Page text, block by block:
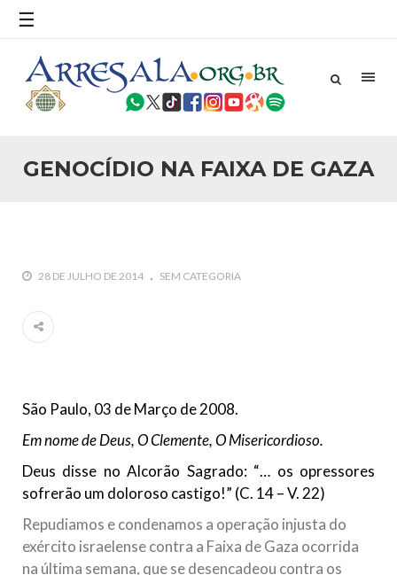
☰
GENOCÍDIO NA FAIXA DE GAZA
Conflito
Por: Ahmed Ismail Introdução O presente artigo resume as
principais considerações do autor sobre os atentados de 11
25 DE SETEMBRO DE 2010
Ano Novo Islâmico e Início de Muharam
Em nome de Deus, O Clemente, O Misericordioso! O Centro
10 DE NOVEMBRO DE 2013
Falecimento do Imam Ali Ibn Al-Hussein
Em nome de Deus, o Clemente, o Misericordioso! Diante da
data em que relembramos o martírio do quarto Imam dos
(A.S.), conhecido por “Zein Al-Ábidin” (Formosura
28 DE JULHO DE 2014 SEM CATEGORIA
São Paulo, 03 de Março de 2008.
Em nome de Deus, O Clemente, O Misericordioso.
Deus disse no Alcorão Sagrado: “… os opressores
sofrerão um doloroso castigo!” (C. 14 – V. 22)
Repudiamos e condenamos a operação injusta do
exército israelense contra a Faixa de Gaza ocorrida
na última semana, que se desencadeou contra os